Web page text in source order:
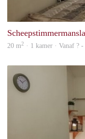
20 m2 · 1 kamer · Vanaf ?